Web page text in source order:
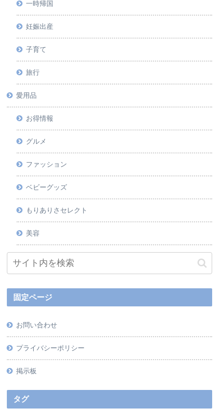
一時帰国
妊娠出産
子育て
旅行
愛用品
お得情報
グルメ
ファッション
ベビーグッズ
もりありさセレクト
美容
固定ページ
お問い合わせ
プライバシーポリシー
掲示板
タグ